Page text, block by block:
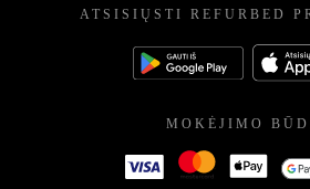
ATSISIŲSTI REFURBED
MOKĖJIMO